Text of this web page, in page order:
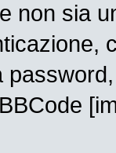
non sia